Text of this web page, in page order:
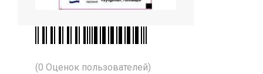
(0 Оценок пользователей)